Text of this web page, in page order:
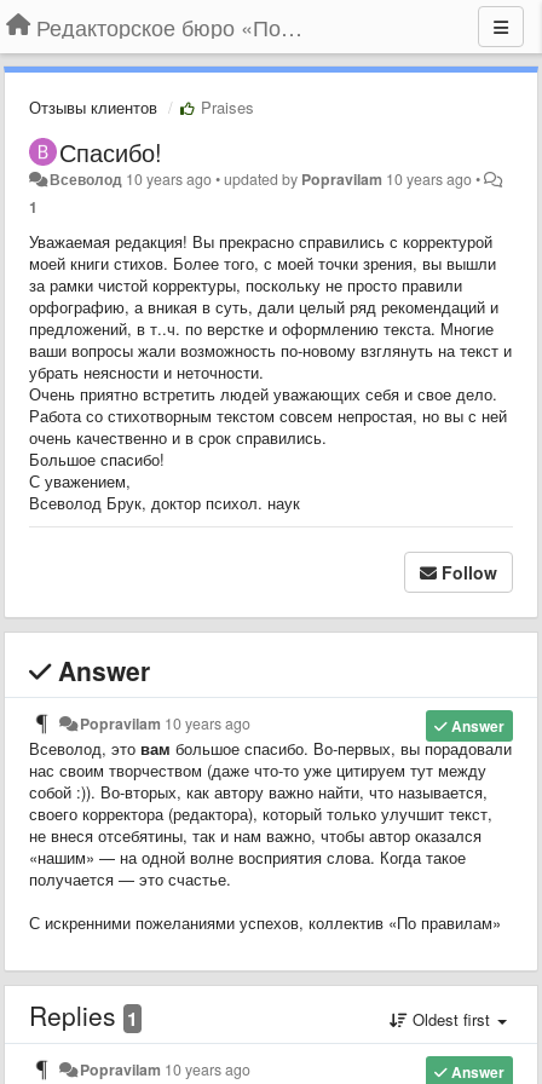
Редакторское бюро «По правилам»
Отзывы клиентов Praises
Спасибо!
Всеволод 10 years ago•updated by Popravilam 10 years ago•
1
Уважаемая редакция! Вы прекрасно справились с корректурой
моей книги стихов. Более того, с моей точки зрения, вы вышли
за рамки чистой корректуры, поскольку не просто правили
орфографию, а вникая в суть, дали целый ряд рекомендаций и
предложений, в т..ч. по верстке и оформлению текста. Многие
ваши вопросы жали возможность по-новому взглянуть на текст и
убрать неясности и неточности.
Очень приятно встретить людей уважающих себя и свое дело.
Работа со стихотворным текстом совсем непростая, но вы с ней
очень качественно и в срок справились.
Большое спасибо!
С уважением,
Всеволод Брук, доктор психол. наук
Follow
Answer
Answer
Popravilam 10 years ago
Всеволод, это вам большое спасибо. Во-первых, вы порадовали
нас своим творчеством (даже что-то уже цитируем тут между
собой :)). Во-вторых, как автору важно найти, что называется,
своего корректора (редактора), который только улучшит текст,
не внеся отсебятины, так и нам важно, чтобы автор оказался
«нашим» — на одной волне восприятия слова. Когда такое
получается — это счастье.
С искренними пожеланиями успехов, коллектив «По правилам»
Replies 1 Oldest first
Answer
Popravilam 10 years ago